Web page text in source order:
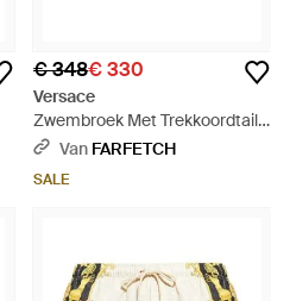
€ 348€ 330
Versace
Zwembroek Met Trekkoordtaille
En Bloemenprint - Blauw
Van FARFETCH
SALE